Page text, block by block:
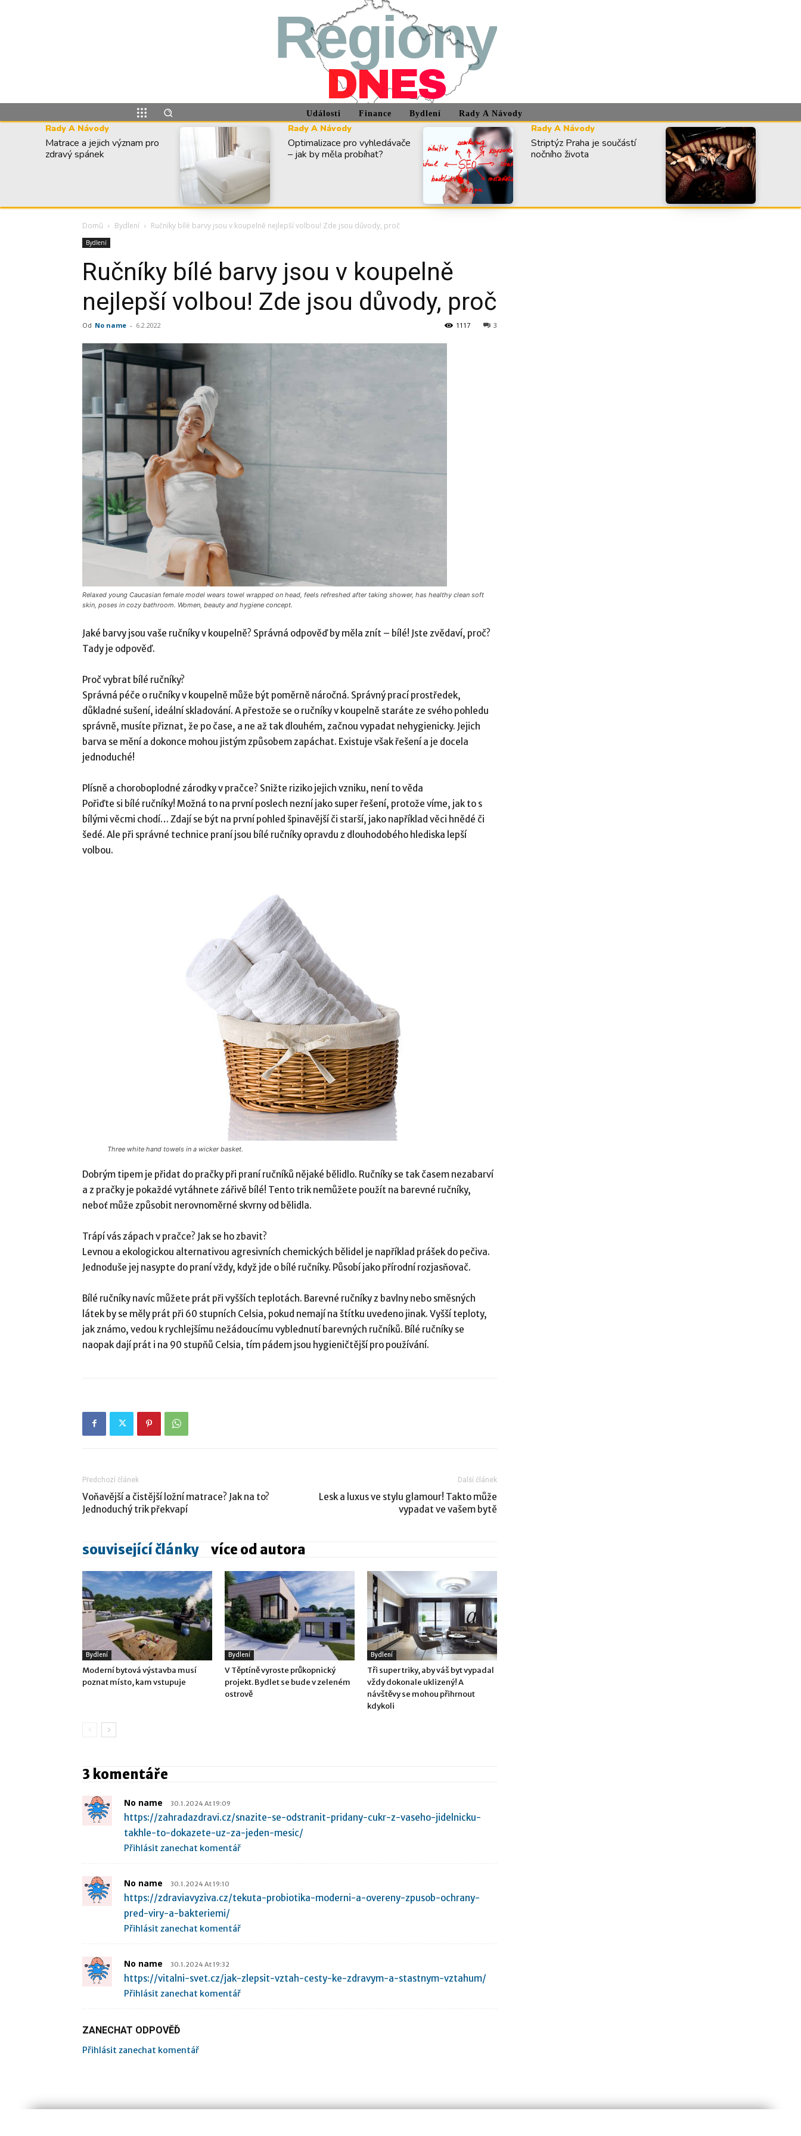
Regiony
DNES
Události Finance Bydlení Rady A Návody
Rady A Návody
Matrace a jejich význam pro
zdravý spánek
Rady A Návody
Optimalizace pro vyhledávače
– jak by měla probíhat?
Rady A Návody
Striptýz Praha je součástí
nočního života
Domů Bydlení Ručníky bílé barvy jsou v koupelně nejlepší volbou! Zde jsou důvody, proč
Bydlení
Ručníky bílé barvy jsou v koupelně
nejlepší volbou! Zde jsou důvody, proč
Od No name - 6.2.2022 3
1117
Relaxed young Caucasian female model wears towel wrapped on head, feels refreshed after taking shower, has healthy clean soft
skin, poses in cozy bathroom. Women, beauty and hygiene concept.
Jaké barvy jsou vaše ručníky v koupelně? Správná odpověď by měla znít – bílé! Jste zvědaví, proč?
Tady je odpověď.
Proč vybrat bílé ručníky?
Správná péče o ručníky v koupelně může být poměrně náročná. Správný prací prostředek,
důkladné sušení, ideální skladování. A přestože se o ručníky v koupelně staráte ze svého pohledu
správně, musíte přiznat, že po čase, a ne až tak dlouhém, začnou vypadat nehygienicky. Jejich
barva se mění a dokonce mohou jistým způsobem zapáchat. Existuje však řešení a je docela
jednoduché!
Plísně a choroboplodné zárodky v pračce? Snižte riziko jejich vzniku, není to věda
Pořiďte si bílé ručníky! Možná to na první poslech nezní jako super řešení, protože víme, jak to s
bílými věcmi chodí… Zdají se být na první pohled špinavější či starší, jako například věci hnědé či
šedé. Ale při správné technice praní jsou bílé ručníky opravdu z dlouhodobého hlediska lepší
volbou.
Three white hand towels in a wicker basket.
Dobrým tipem je přidat do pračky při praní ručníků nějaké bělidlo. Ručníky se tak časem nezabarví
a z pračky je pokaždé vytáhnete zářivě bílé! Tento trik nemůžete použít na barevné ručníky,
neboť může způsobit nerovnoměrné skvrny od bělidla.
Trápí vás zápach v pračce? Jak se ho zbavit?
Levnou a ekologickou alternativou agresivních chemických bělidel je například prášek do pečiva.
Jednoduše jej nasypte do praní vždy, když jde o bílé ručníky. Působí jako přírodní rozjasňovač.
Bílé ručníky navíc můžete prát při vyšších teplotách. Barevné ručníky z bavlny nebo směsných
látek by se měly prát při 60 stupních Celsia, pokud nemají na štítku uvedeno jinak. Vyšší teploty,
jak známo, vedou k rychlejšímu nežádoucímu vyblednutí barevných ručníků. Bílé ručníky se
naopak dají prát i na 90 stupňů Celsia, tím pádem jsou hygieničtější pro používání.
Předchozí článek
Voňavější a čistější ložní matrace? Jak na to?
Jednoduchý trik překvapí
Další článek
Lesk a luxus ve stylu glamour! Takto může
vypadat ve vašem bytě
související články více od autora
Bydlení
Moderní bytová výstavba musí
poznat místo, kam vstupuje
Bydlení
V Těptíně vyroste průkopnický
projekt. Bydlet se bude v zeleném
ostrově
Bydlení
Tři super triky, aby váš byt vypadal
vždy dokonale uklizený! A
návštěvy se mohou přihrnout
kdykoli
3 komentáře
No name 30.1.2024 At 19:09
https://zahradazdravi.cz/snazite-se-odstranit-pridany-cukr-z-vaseho-jidelnicku-
takhle-to-dokazete-uz-za-jeden-mesic/
Přihlásit zanechat komentář
No name 30.1.2024 At 19:10
https://zdraviavyziva.cz/tekuta-probiotika-moderni-a-overeny-zpusob-ochrany-
pred-viry-a-bakteriemi/
Přihlásit zanechat komentář
No name 30.1.2024 At 19:32
https://vitalni-svet.cz/jak-zlepsit-vztah-cesty-ke-zdravym-a-stastnym-vztahum/
Přihlásit zanechat komentář
ZANECHAT ODPOVĚĎ
Přihlásit zanechat komentář